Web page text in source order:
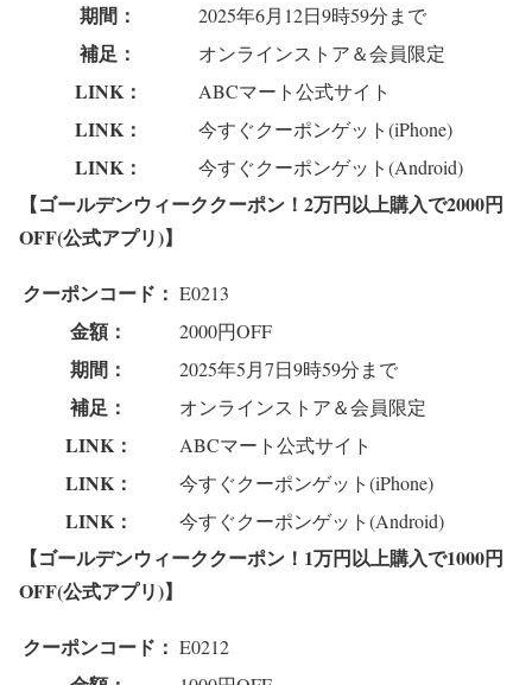
期間： 2025年6月12日9時59分まで
補足： オンラインストア＆会員限定
LINK： ABCマート公式サイト
LINK： 今すぐクーポンゲット(iPhone)
LINK： 今すぐクーポンゲット(Android)
【ゴールデンウィーククーポン！2万円以上購入で2000円
OFF(公式アプリ)】
クーポンコード： E0213
金額： 2000円OFF
期間： 2025年5月7日9時59分まで
補足： オンラインストア＆会員限定
LINK： ABCマート公式サイト
LINK： 今すぐクーポンゲット(iPhone)
LINK： 今すぐクーポンゲット(Android)
【ゴールデンウィーククーポン！1万円以上購入で1000円
OFF(公式アプリ)】
クーポンコード： E0212